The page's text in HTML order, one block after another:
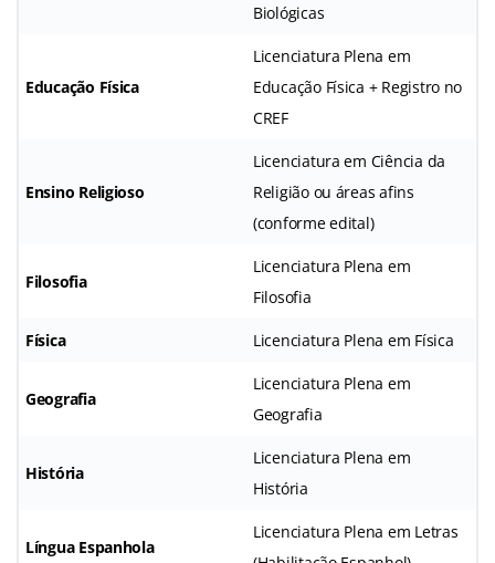
Biológicas
Educação Física
Licenciatura Plena em
Educação Física + Registro no
CREF
Ensino Religioso
Licenciatura em Ciência da
Religião ou áreas afins
(conforme edital)
Filosofia
Licenciatura Plena em
Filosofia
Física Licenciatura Plena em Física
Geografia
Licenciatura Plena em
Geografia
História
Licenciatura Plena em
História
Língua Espanhola
Licenciatura Plena em Letras